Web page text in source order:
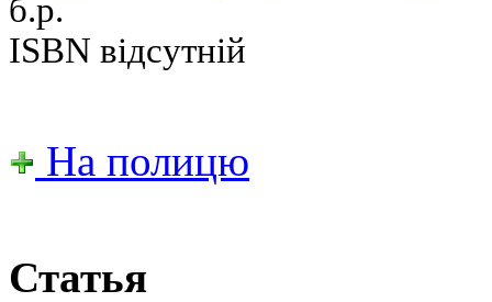
б.р.
ISBN відсутній
На полицю
Статья